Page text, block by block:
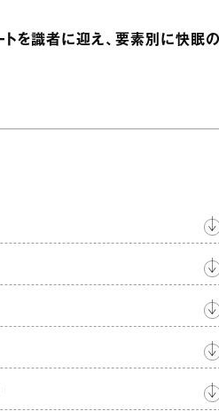
トを識者に迎え、要素別に快眠